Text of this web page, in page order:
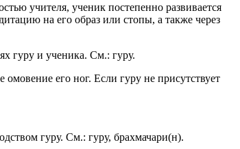
учителя, ученик постепенно развивается
на его образ или стопы, а также через
гуру и ученика. См.: гуру.
его ног. Если гуру не присутствует
гуру. См.: гуру, брахмачари(н).